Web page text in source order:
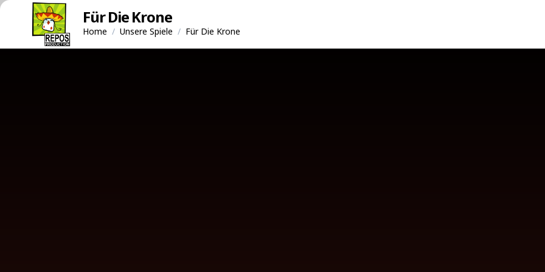
Für Die Krone
Home / Unsere Spiele / Für Die Krone